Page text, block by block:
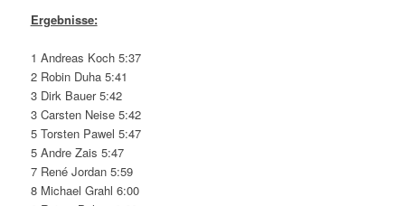
Ergebnisse:
1 Andreas Koch 5:37
2 Robin Duha 5:41
3 Dirk Bauer 5:42
3 Carsten Neise 5:42
5 Torsten Pawel 5:47
5 Andre Zais 5:47
7 René Jordan 5:59
8 Michael Grahl 6:00